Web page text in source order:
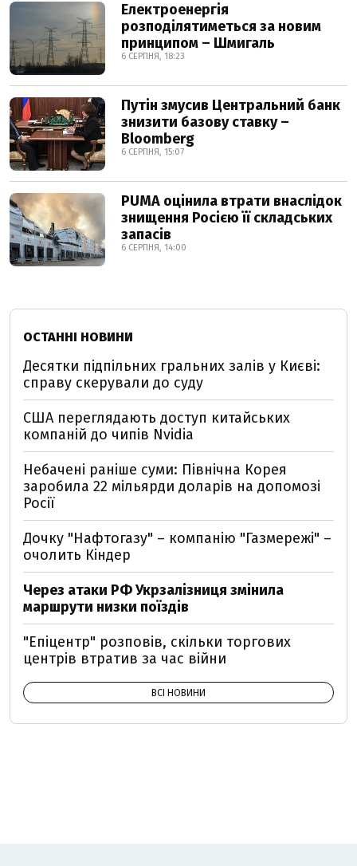
Електроенергія
розподілятиметься за новим
принципом – Шмигаль
6 СЕРПНЯ, 18:23
Путін змусив Центральний банк
знизити базову ставку –
Bloomberg
6 СЕРПНЯ, 15:07
PUMA оцінила втрати внаслідок
знищення Росією її складських
запасів
6 СЕРПНЯ, 14:00
ОСТАННІ НОВИНИ
Десятки підпільних гральних залів у Києві:
справу скерували до суду
США переглядають доступ китайських
компаній до чипів Nvidia
Небачені раніше суми: Північна Корея
заробила 22 мільярди доларів на допомозі
Росії
Дочку "Нафтогазу" – компанію "Газмережі" –
очолить Кіндер
Через атаки РФ Укрзалізниця змінила
маршрути низки поїздів
"Епіцентр" розповів, скільки торгових
центрів втратив за час війни
ВСІ НОВИНИ